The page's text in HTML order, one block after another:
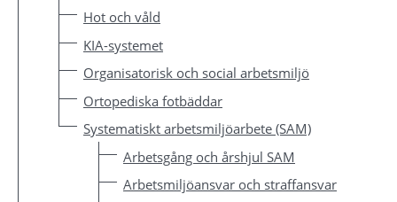
Hot och våld
KIA-systemet
Organisatorisk och social arbetsmiljö
Ortopediska fotbäddar
Systematiskt arbetsmiljöarbete (SAM)
Arbetsgång och årshjul SAM
Arbetsmiljöansvar och straffansvar